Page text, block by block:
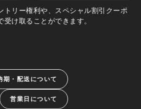
トリー権利や、スペシャル割引クーポ
け取ることができます。
期・配送について
営業日について